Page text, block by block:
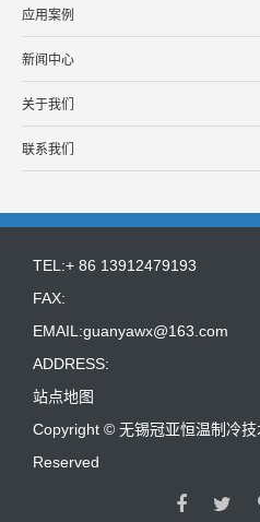
应用案例
新闻中心
关于我们
联系我们
TEL:+ 86 13912479193
FAX:
EMAIL:guanyawx@163.com
ADDRESS:
站点地图
Copyright © 无锡冠亚恒温制冷技
Reserved